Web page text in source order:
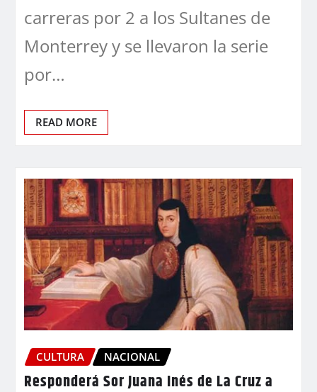
carreras por 2 a los Sultanes de
Monterrey y se llevaron la serie
por…
READ MORE
CULTURA NACIONAL
Responderá Sor Juana Inés de La Cruz a